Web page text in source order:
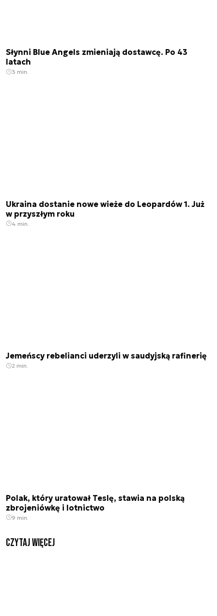
Słynni Blue Angels zmieniają dostawcę. Po 43
latach
3 min.
Ukraina dostanie nowe wieże do Leopardów 1. Już
w przyszłym roku
4 min.
Jemeńscy rebelianci uderzyli w saudyjską rafinerię
2 min.
Polak, który uratował Teslę, stawia na polską
zbrojeniówkę i lotnictwo
9 min.
czytaj więcej